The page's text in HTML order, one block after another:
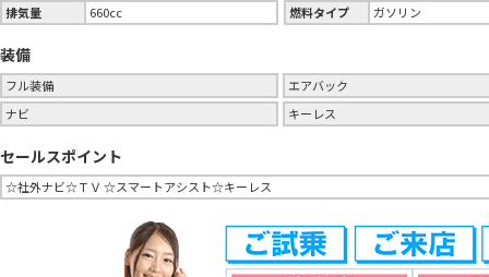
排気量
660cc 燃料タイプ ガソリン
装備
フル装備
エアバック
ナビ
キーレス
セールスポイント
☆社外ナビ☆ＴＶ ☆スマートアシスト☆キーレス